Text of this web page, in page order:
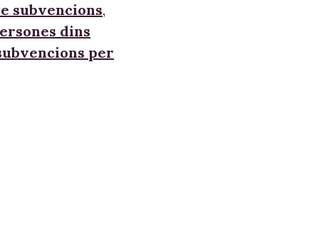
subvencions,
dins
per